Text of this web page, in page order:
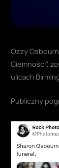
Ozzy
Ciemności”,
ulicach
Publiczny